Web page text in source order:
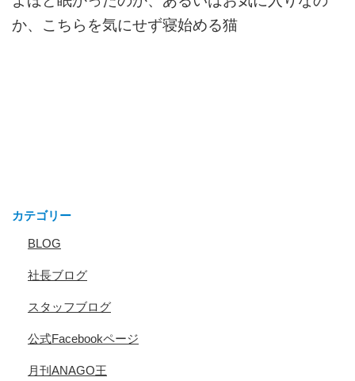
か、こちらを気にせず寝始める猫
カテゴリー
BLOG
社長ブログ
スタッフブログ
公式Facebookページ
月刊ANAGO王